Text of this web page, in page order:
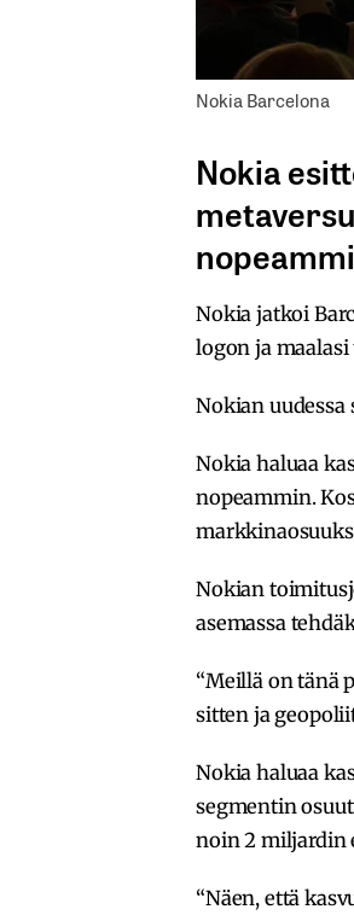
Nokia Barcelona
Nokia
Nokia jatkoi
logon ja
Nokian
Nokia haluaa
nopeammin.
Nokian
asemassa
“Meillä on tänä
sitten ja
Nokia haluaa
segmentin
noin 2 miljardin
“Näen, että